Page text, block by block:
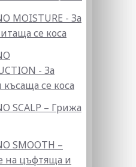
MOISTURE - За
се коса
- За
се коса
SCALP – Грижа
SMOOTH –
на цъфтяща и